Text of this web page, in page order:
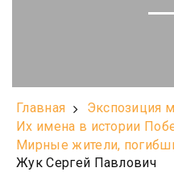
Главная
Экспозиция
Их имена в истории
Мирные жители,
Жук Сергей Павлович